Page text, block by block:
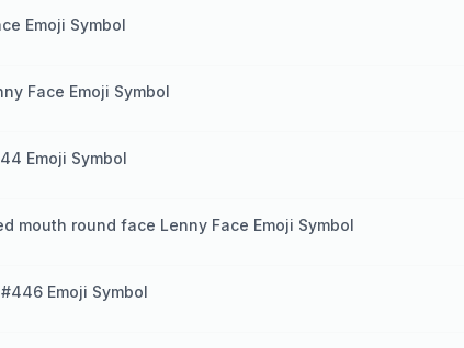
Emoji Symbol
Face Emoji Symbol
Emoji Symbol
mouth round face Lenny Face Emoji Symbol
Emoji Symbol